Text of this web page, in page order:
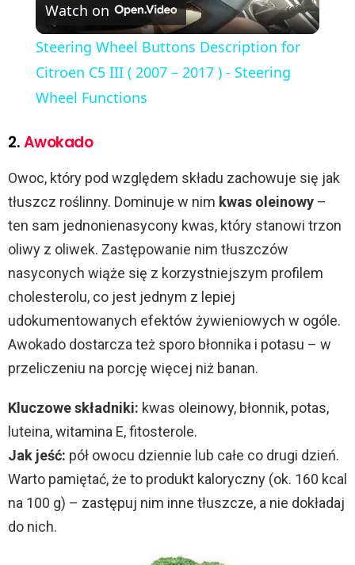
l
a
V
i
d
e
o
Watch on
Steering Wheel Buttons Description for
Citroen C5 III ( 2007 – 2017 ) - Steering
Wheel Functions
2.Awokado
Owoc, który pod względem składu zachowuje się jak
tłuszcz roślinny. Dominuje w nim kwas oleinowy –
ten sam jednonienasycony kwas, który stanowi trzon
oliwy z oliwek. Zastępowanie nim tłuszczów
nasyconych wiąże się z korzystniejszym profilem
cholesterolu, co jest jednym z lepiej
udokumentowanych efektów żywieniowych w ogóle.
Awokado dostarcza też sporo błonnika i potasu – w
przeliczeniu na porcję więcej niż banan.
Kluczowe składniki: kwas oleinowy, błonnik, potas,
luteina, witamina E, fitosterole.
Jak jeść: pół owocu dziennie lub całe co drugi dzień.
Warto pamiętać, że to produkt kaloryczny (ok. 160 kcal
na 100 g) – zastępuj nim inne tłuszcze, a nie dokładaj
do nich.